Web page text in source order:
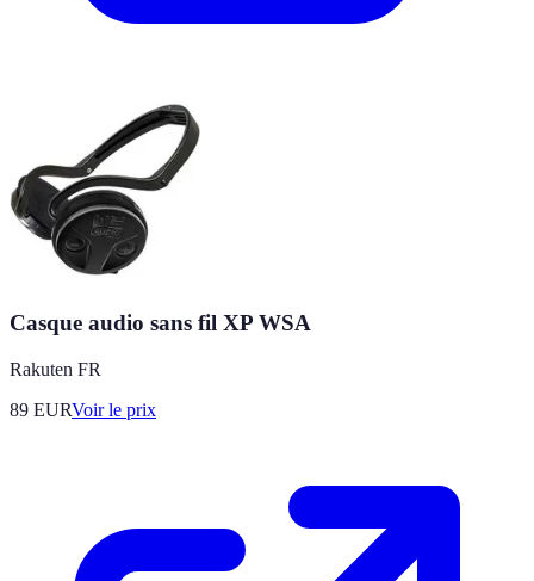
Casque audio sans fil XP WSA
Rakuten FR
89 EURVoir le prix